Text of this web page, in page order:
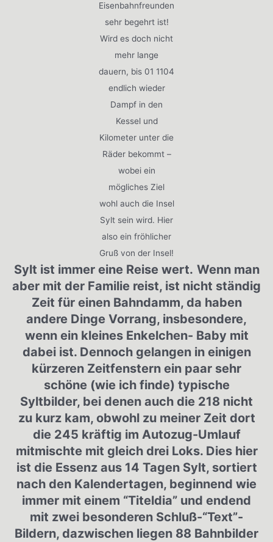
Eisenbahnfreunden
sehr begehrt ist!
Wird es doch nicht
mehr lange
dauern, bis 01 1104
endlich wieder
Dampf in den
Kessel und
Kilometer unter die
Räder bekommt –
wobei ein
mögliches Ziel
wohl auch die Insel
Sylt sein wird. Hier
also ein fröhlicher
Gruß von der Insel!
Sylt ist immer eine Reise wert. Wenn man
aber mit der Familie reist, ist nicht ständig
Zeit für einen Bahndamm, da haben
andere Dinge Vorrang, insbesondere,
wenn ein kleines Enkelchen- Baby mit
dabei ist. Dennoch gelangen in einigen
kürzeren Zeitfenstern ein paar sehr
schöne (wie ich finde) typische
Syltbilder, bei denen auch die 218 nicht
zu kurz kam, obwohl zu meiner Zeit dort
die 245 kräftig im Autozug-Umlauf
mitmischte mit gleich drei Loks. Dies hier
ist die Essenz aus 14 Tagen Sylt, sortiert
nach den Kalendertagen, beginnend wie
immer mit einem “Titeldia” und endend
mit zwei besonderen Schluß-“Text”-
Bildern, dazwischen liegen 88 Bahnbilder